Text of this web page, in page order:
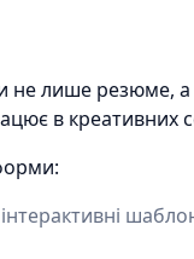
не лише резюме,
в креативних